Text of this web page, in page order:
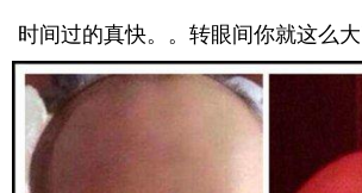
时间过的真快。。转眼间你就这么